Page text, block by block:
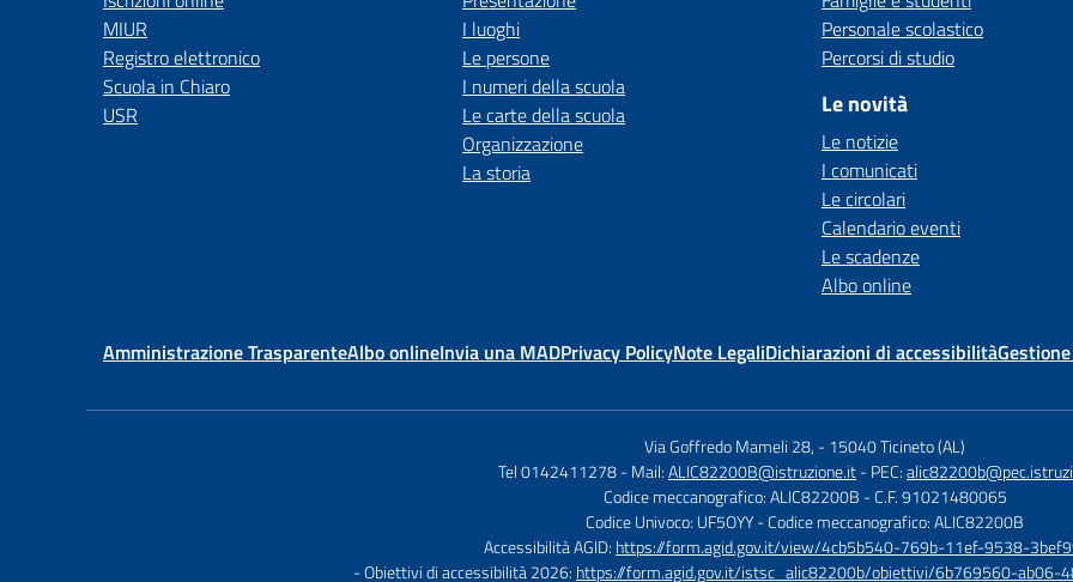
MIUR
Registro elettronico
Scuola in Chiaro
USR
I luoghi
Le persone
I numeri della scuola
Le carte della scuola
Organizzazione
La storia
Personale scolastico
Percorsi di studio
Le novità
Le notizie
I comunicati
Le circolari
Calendario eventi
Le scadenze
Albo online
Amministrazione TrasparenteAlbo onlineInvia una MADPrivacy PolicyNote LegaliDichiarazioni di accessibilità
Via Goffredo Mameli 28, -15040 Ticineto (AL)
Tel 0142411278- Mail:ALIC82200B@istruzione.it- PEC:
Codice meccanografico: ALIC82200B - C.F. 91021480065
Codice Univoco: UF5OYY- Codice meccanografico: ALIC82200B
Accessibilità AGID: https://form.agid.gov.it/view/4cb5b540-769b-11ef-9538-
- Obiettivi di accessibilità 2026: https://form.agid.gov.it/istsc_alic82200b/obiettivi/6b769560-ab06-